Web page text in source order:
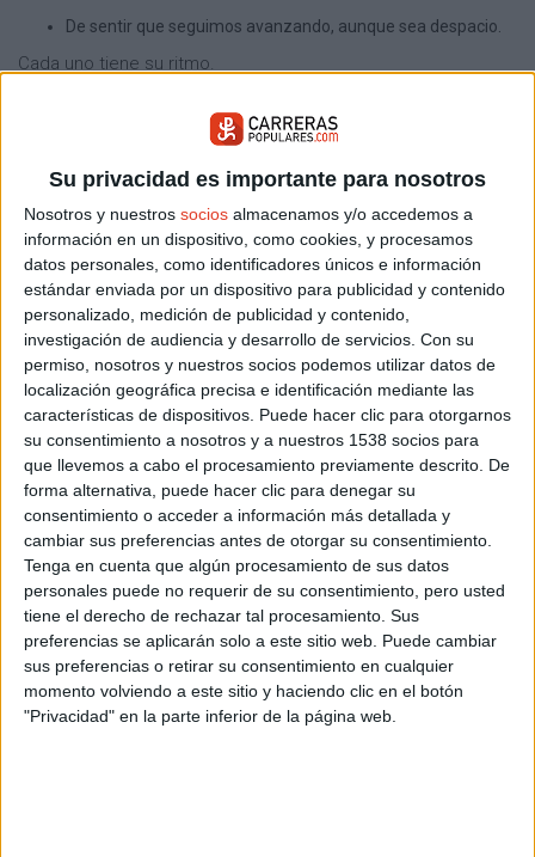
Su privacidad es importante para nosotros
Nosotros y nuestros socios almacenamos y/o accedemos a
información en un dispositivo, como cookies, y procesamos
datos personales, como identificadores únicos e información
estándar enviada por un dispositivo para publicidad y contenido
personalizado, medición de publicidad y contenido,
investigación de audiencia y desarrollo de servicios. Con su
permiso, nosotros y nuestros socios podemos utilizar datos de
localización geográfica precisa e identificación mediante las
características de dispositivos. Puede hacer clic para otorgarnos
su consentimiento a nosotros y a nuestros 1538 socios para
que llevemos a cabo el procesamiento previamente descrito. De
forma alternativa, puede hacer clic para denegar su
consentimiento o acceder a información más detallada y
cambiar sus preferencias antes de otorgar su consentimiento.
Tenga en cuenta que algún procesamiento de sus datos
personales puede no requerir de su consentimiento, pero usted
tiene el derecho de rechazar tal procesamiento. Sus
preferencias se aplicarán solo a este sitio web. Puede cambiar
sus preferencias o retirar su consentimiento en cualquier
momento volviendo a este sitio y haciendo clic en el botón
"Privacidad" en la parte inferior de la página web.
De sentir que seguimos avanzando, aunque sea despacio.
Cada uno tiene su ritmo.
Por eso, si alguna vez sales a entrenar y los números no
acompañan, no pasa nada.
Nos pasa a todos.
Lo importante es recordar por qué empezamos.
Porque mientras sigamos disfrutando del camino, el reloj
siempre marcará el tiempo correcto.
CARRERAS DESTACADAS
Agosto 2026
15/08/2026
LA NOCTURNA 2026
SALINAS DEL MANZANO (CUENCA)
16/08/2026
X CARRERA LOS ANEJOS
LA ALDEHUELA (AVILA)
29/08/2026
CARRERA POPULAR DE NAVAJAS
NAVAJAS (CASTELLÓN)
Septiembre 2026
12/09/2026
VOLTA A PEU TORRE EN CONILL
TORRE EN CONILL - BETERA (VALENCIA)
Octubre 2026
04/10/2026
V CARRERA POPULAR EL CAÑAVERAL
VICÁLVARO (MADRID)